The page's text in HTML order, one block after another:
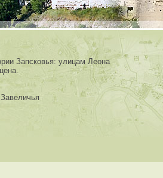
Запсковья: улицам Леона